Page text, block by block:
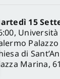
15
di
Marina,